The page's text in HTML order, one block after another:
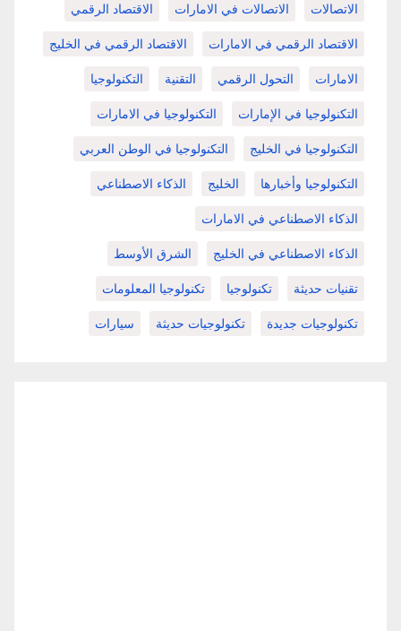
الاتصالات الاتصالات في الامارات الاقتصاد الرقمي
الاقتصاد الرقمي في الامارات الاقتصاد الرقمي في الخليج
الامارات التحول الرقمي التقنية التكنولوجيا
التكنولوجيا في الإمارات التكنولوجيا في الامارات
التكنولوجيا في الخليج التكنولوجيا في الوطن العربي
التكنولوجيا وأخبارها الخليج الذكاء الاصطناعي
الذكاء الاصطناعي في الامارات
الذكاء الاصطناعي في الخليج الشرق الأوسط
تقنيات حديثة تكنولوجيا تكنولوجيا المعلومات
تكنولوجيات جديدة تكنولوجيات حديثة سيارات